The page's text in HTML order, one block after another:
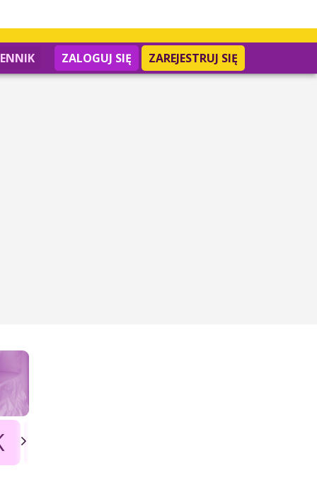
ZALOGUJ SIĘ ZAREJESTRUJ SIĘ